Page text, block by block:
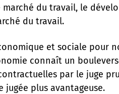
du travail, le
du travail.
et sociale pour
connaît un
par le juge
plus avantageuse.